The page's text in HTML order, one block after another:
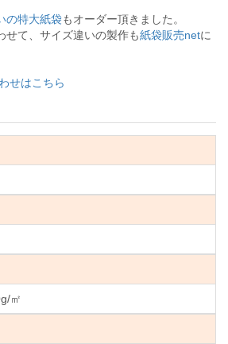
の特大紙袋もオーダー頂きました。
せて、サイズ違いの製作も紙袋販売netに
せはこちら
㎡